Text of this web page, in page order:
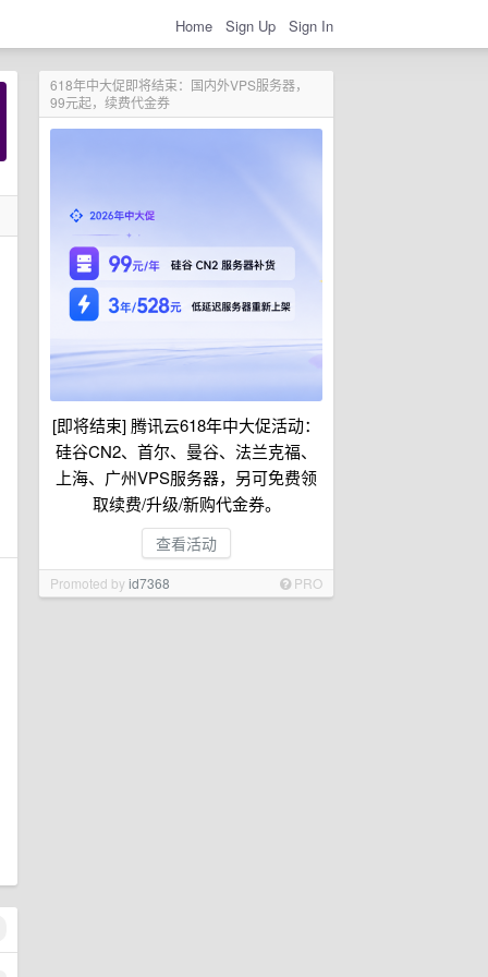
Home Sign Up Sign In
618年中大促即将结束：国内外VPS服务器，
99元起，续费代金券
[即将结束] 腾讯云618年中大促活动：
硅谷CN2、首尔、曼谷、法兰克福、
上海、广州VPS服务器，另可免费领
取续费/升级/新购代金券。
查看活动
Promoted byid7368 PRO